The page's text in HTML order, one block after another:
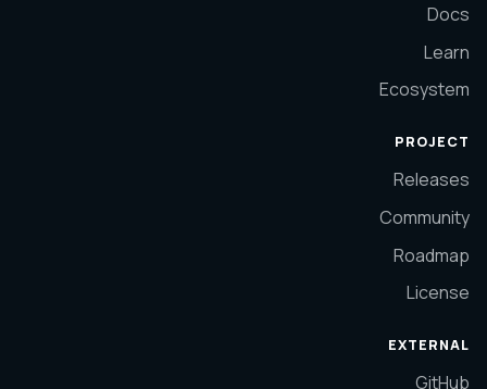
Docs
Learn
Ecosystem
PROJECT
Releases
Community
Roadmap
License
EXTERNAL
GitHub